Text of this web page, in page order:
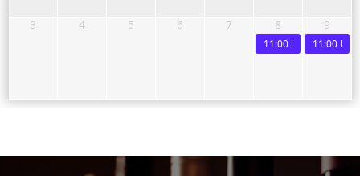
3 4 5 6 7 8
11:00 Dégustation
9
11:00